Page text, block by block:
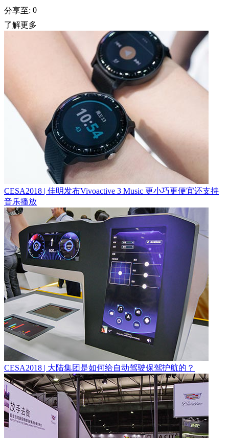
分享至: 0
了解更多
CESA2018 | 佳明发布Vivoactive 3 Music 更小巧更便宜还支持
音乐播放
CESA2018 | 大陆集团是如何给自动驾驶保驾护航的？